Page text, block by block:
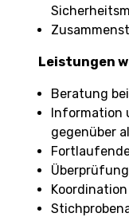
Leistungen
Beratung
Information
gegenüber